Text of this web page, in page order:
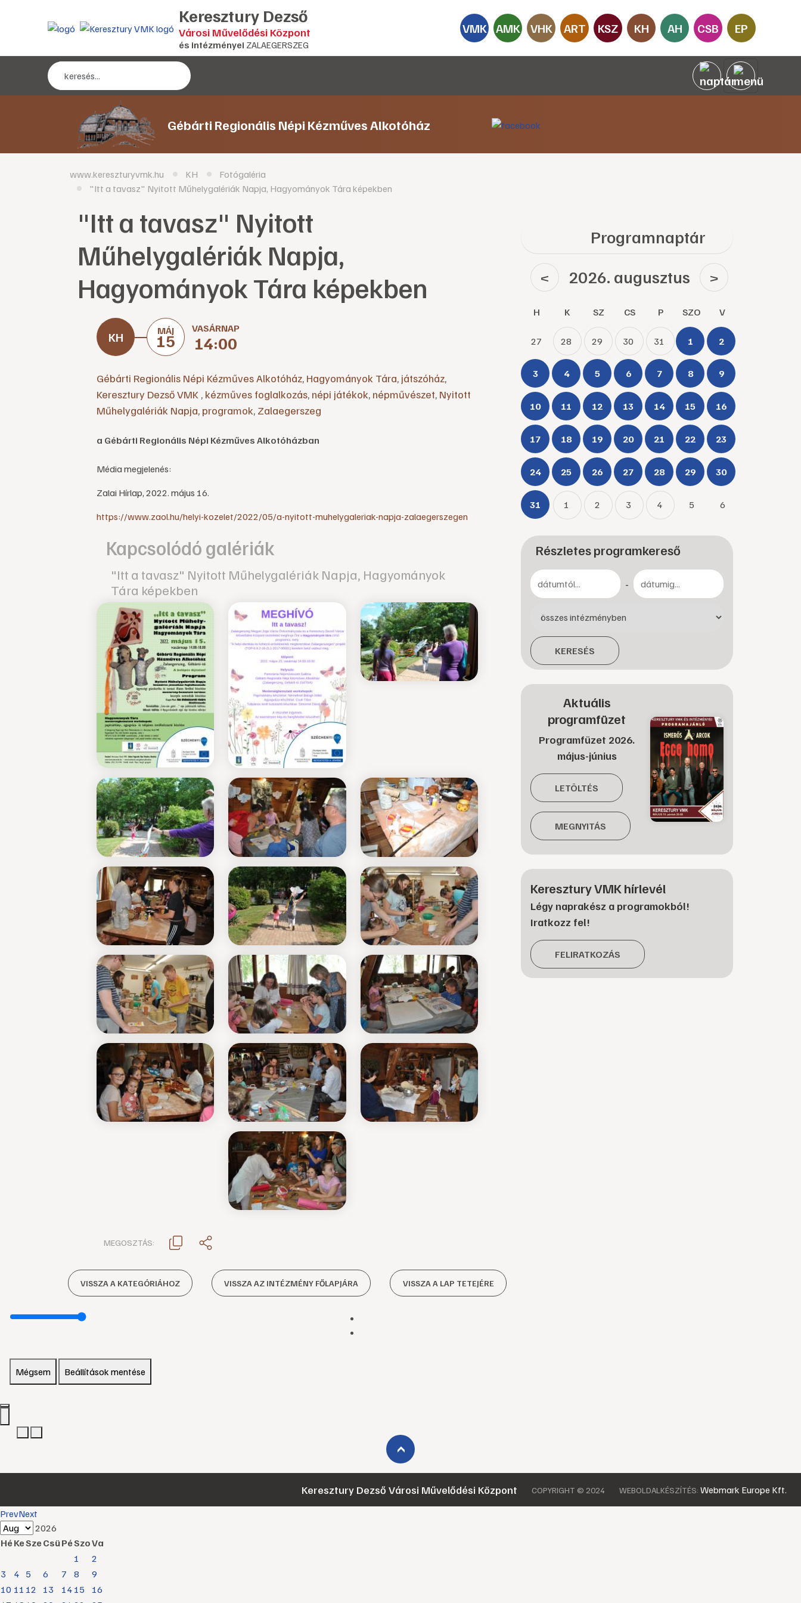
Keresztury Dezső
Városi Művelődési Központ
és intézményei ZALAEGERSZEG
VMK AMK VHK ART KSZ KH AH CSB EP
Gébárti Regionális Népi Kézműves Alkotóház
www.kereszturyvmk.hu KH
Fotógaléria
"Itt a tavasz" Nyitott Műhelygalériák Napja, Hagyományok Tára képekben
"Itt a tavasz" Nyitott
Műhelygalériák Napja,
Hagyományok Tára képekben
MÁJ
15
VASÁRNAP
14:00
Gébárti Regionális Népi Kézműves Alkotóház, Hagyományok Tára, játszóház,
Keresztury Dezső VMK , kézműves foglalkozás, népi játékok, népművészet, Nyitott
Műhelygalériák Napja, programok, Zalaegerszeg
a Gébárti Regionális Népi Kézműves Alkotóházban
Média megjelenés:
Zalai Hírlap, 2022. május 16.
https://www.zaol.hu/helyi-kozelet/2022/05/a-nyitott-muhelygaleriak-napja-zalaegerszegen
Kapcsolódó galériák
"Itt a tavasz" Nyitott Műhelygalériák Napja, Hagyományok
Tára képekben
MEGOSZTÁS:
VISSZA A KATEGÓRIÁHOZ VISSZA AZ INTÉZMÉNY FŐLAPJÁRA VISSZA A LAP TETEJÉRE
Programnaptár
< 2026. augusztus >
H K SZ CS P SZO V
27 28 29 30 31 1 2
3 4 5 6 7 8 9
10 11 12 13 14 15 16
17 18 19 20 21 22 23
24 25 26 27 28 29 30
31 1 2 3 4 5 6
Részletes programkereső
-
KERESÉS
Aktuális
programfüzet
Programfüzet 2026.
május-június
LETÖLTÉS
MEGNYITÁS
Keresztury VMK hírlevél
Légy naprakész a programokból!
Iratkozz fel!
FELIRATKOZÁS
Mégsem Beállítások mentése
›
Keresztury Dezső Városi Művelődési Központ COPYRIGHT © 2024 WEBOLDALKÉSZÍTÉS: Webmark Europe Kft.
PrevNext
2026
HéKeSzeCsüPéSzoVa
1
2
3
4 5 6 7 8
9
10 11 12 13 14 15
16